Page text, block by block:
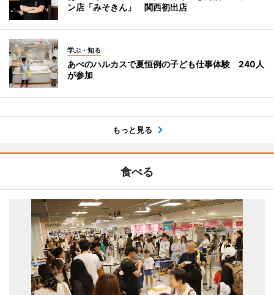
ン店「みそきん」 関西初出店
学ぶ・知る
あべのハルカスで夏恒例の子ども仕事体験 240人
が参加
もっと見る
食べる